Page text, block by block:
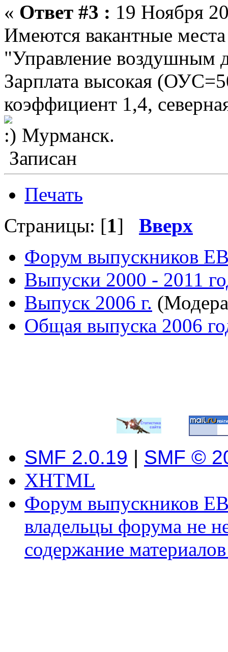
« Ответ #3 : 19 Ноября
Имеются вакантные
"Управление воздушным
Зарплата высокая
коэффициент 1,4,
Мурманск.
Записан
Печать
Страницы: [1] Вверх
Форум выпускников
Выпуски 2000 - 2011
Выпуск 2006 г.
Общая выпуска 2006
SMF 2.0.19 | SMF ©
XHTML
Форум выпускников
владельцы форума не
содержание